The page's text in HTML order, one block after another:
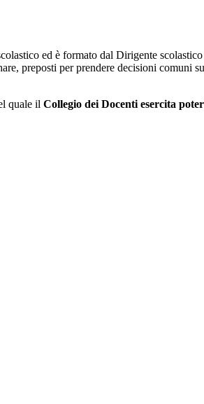
ed è formato dal Dirigente
preposti per prendere decisioni comuni
quale il Collegio dei Docenti esercita